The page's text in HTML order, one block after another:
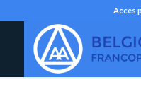
Accès